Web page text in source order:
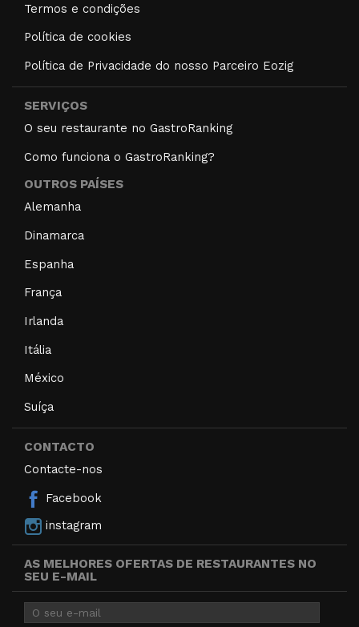
Termos e condições
Política de cookies
Política de Privacidade do nosso Parceiro Eozig
SERVIÇOS
O seu restaurante no GastroRanking
Como funciona o GastroRanking?
OUTROS PAÍSES
Alemanha
Dinamarca
Espanha
França
Irlanda
Itália
México
Suíça
CONTACTO
Contacte-nos
Facebook
instagram
AS MELHORES OFERTAS DE RESTAURANTES NO
SEU E-MAIL